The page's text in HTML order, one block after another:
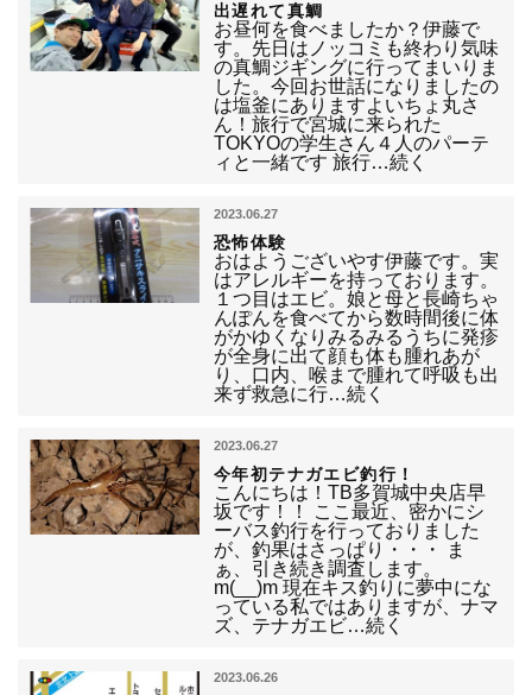
出遅れて真鯛
お昼何を食べましたか？伊藤で
す。先日はノッコミも終わり気味
の真鯛ジギングに行ってまいりま
した。今回お世話になりましたの
は塩釜にありますよいちょ丸さ
ん！旅行で宮城に来られた
TOKYOの学生さん４人のパーテ
ィと一緒です 旅行…続く
2023.06.27
恐怖体験
おはようございやす伊藤です。実
はアレルギーを持っております。
１つ目はエビ。娘と母と長崎ちゃ
んぽんを食べてから数時間後に体
がかゆくなりみるみるうちに発疹
が全身に出て顔も体も腫れあが
り、口内、喉まで腫れて呼吸も出
来ず救急に行…続く
2023.06.27
今年初テナガエビ釣行！
こんにちは！TB多賀城中央店早
坂です！！ ここ最近、密かにシ
ーバス釣行を行っておりました
が、釣果はさっぱり・・・ ま
ぁ、引き続き調査します。
m(__)m 現在キス釣りに夢中にな
っている私ではありますが、ナマ
ズ、テナガエビ…続く
2023.06.26